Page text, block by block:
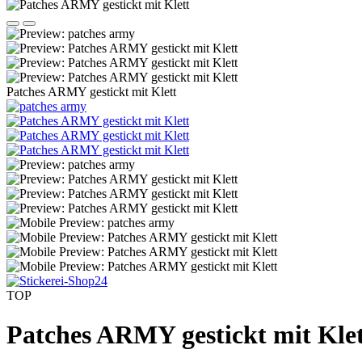
Patches ARMY gestickt mit Klett
TOP
Patches ARMY gestickt mit